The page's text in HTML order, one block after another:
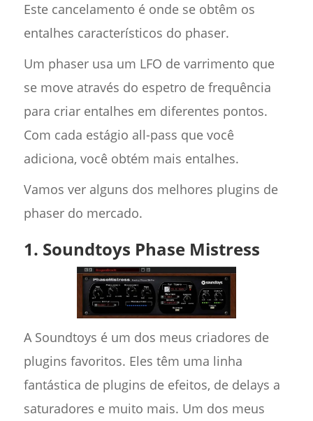
Este cancelamento é onde se obtêm os
entalhes característicos do phaser.
Um phaser usa um LFO de varrimento que
se move através do espetro de frequência
para criar entalhes em diferentes pontos.
Com cada estágio all-pass que você
adiciona, você obtém mais entalhes.
Vamos ver alguns dos melhores plugins de
phaser do mercado.
1. Soundtoys Phase Mistress
A Soundtoys é um dos meus criadores de
plugins favoritos. Eles têm uma linha
fantástica de plugins de efeitos, de delays a
saturadores e muito mais. Um dos meus